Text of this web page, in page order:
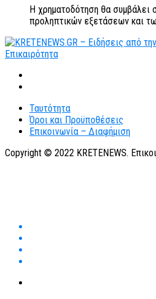
Η χρηματοδότηση θα
προληπτικών εξετάσεων και
Ταυτότητα
Όροι και Προϋποθέσεις
Επικοινωνία – Διαφήμιση
Copyright © 2022 KRETENEWS.